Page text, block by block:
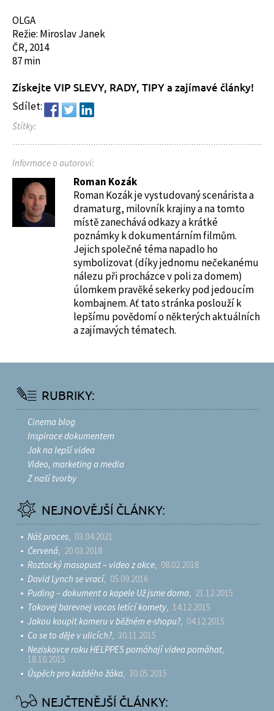
OLGA
Režie: Miroslav Janek
ČR, 2014
87 min
Získejte VIP SLEVY, RADY, TIPY a zajímavé články!
Sdílet:
Štítky:
Informace o autorovi:
Roman Kozák
Roman Kozák je vystudovaný scenárista a
dramaturg, milovník krajiny a na tomto
místě zanechává odkazy a krátké
poznámky k dokumentárním filmům.
Jejich společné téma napadlo ho
symbolizovat (díky jednomu nečekanému
nálezu při procházce v poli za domem)
úlomkem pravěké sekerky pod jedoucím
kombajnem. Ať tato stránka poslouží k
lepšímu povědomí o některých aktuálních
a zajímavých tématech.
RUBRIKY:
Cinema blog
Inspirace dokumentem
Jak na lepší videa
Video, marketing a media
Z naší tvorby
NEJNOVĚJŠÍ ČLÁNKY:
Náš proces, 03.04.2021
Červená, 20.03.2018
Roztocký masopust – video z akce, 08.02.2018
David Lynch se vrací, 05.09.2016
Puding – dokument o kapele Už jsme doma, 21.12.2015
Takovej barevnej vocas letící komety, 14.12.2015
Jakou koupit kameru v běžném e-shopu?, 04.12.2015
Co se to děje v ulicích?, 30.11.2015
Neziskovce roku HELPPES pomáhají videa pomáhat,
18.10.2015
Úspěch pro každého žáka, 30.05.2015
NEJČTENĚJŠÍ ČLÁNKY: